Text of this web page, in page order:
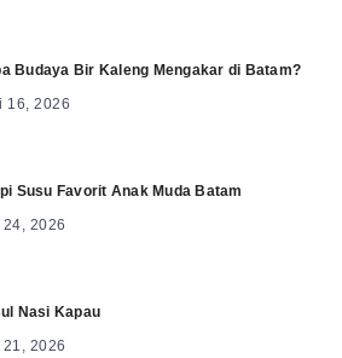
Budaya Bir Kaleng Mengakar di Batam?
16, 2026
Susu Favorit Anak Muda Batam
24, 2026
Nasi Kapau
21, 2026